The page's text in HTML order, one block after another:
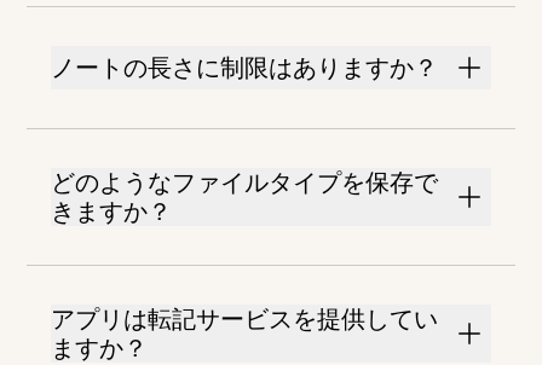
ノートの長さに制限はありますか？
どのようなファイルタイプを保存で
きますか？
アプリは転記サービスを提供してい
ますか？